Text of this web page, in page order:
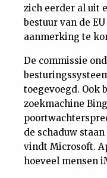
zich eerder al uit
bestuur van de
aanmerking te
De commissie
toegevoegd. Ook
zoekmachine
de schaduw
vindt Microsoft.
hoeveel mensen